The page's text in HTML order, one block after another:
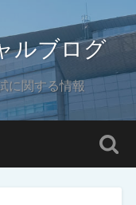
ルブログ
に関する情報